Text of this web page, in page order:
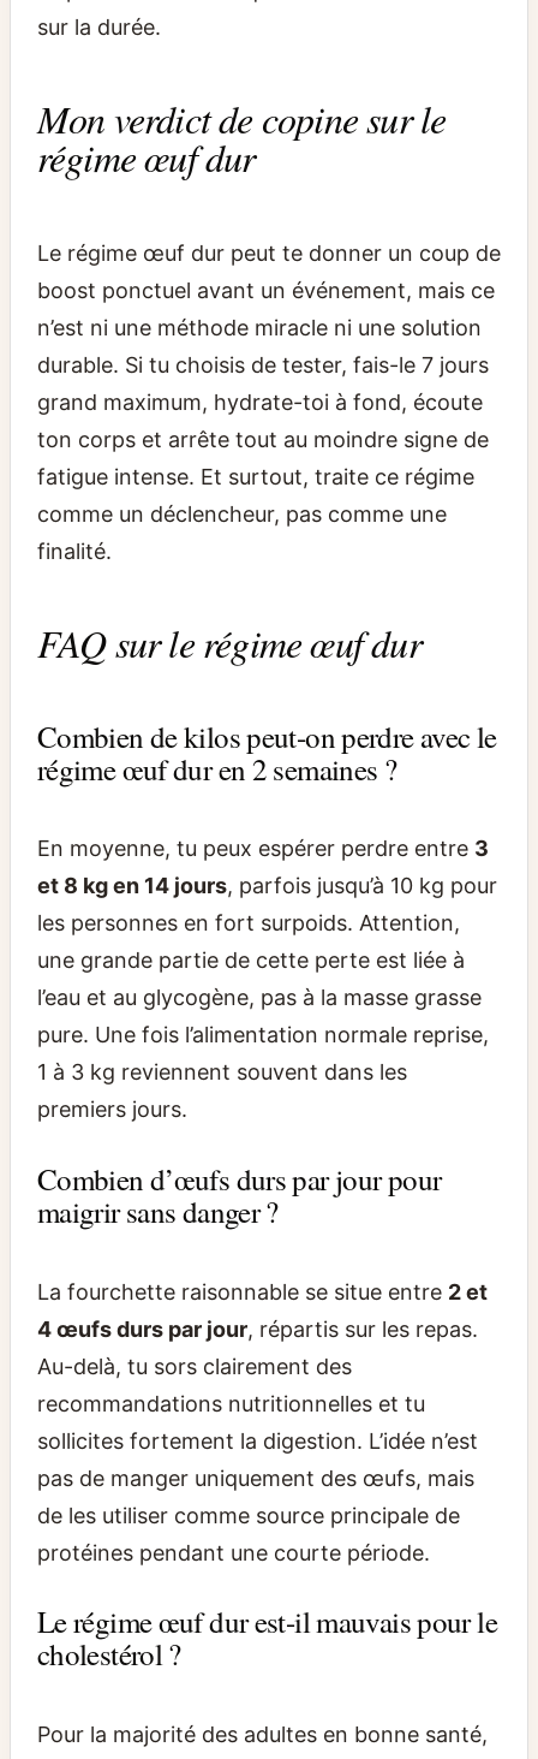
sur la durée.
Mon verdict de copine sur le
régime œuf dur
Le régime œuf dur peut te donner un coup de
boost ponctuel avant un événement, mais ce
n’est ni une méthode miracle ni une solution
durable. Si tu choisis de tester, fais-le 7 jours
grand maximum, hydrate-toi à fond, écoute
ton corps et arrête tout au moindre signe de
fatigue intense. Et surtout, traite ce régime
comme un déclencheur, pas comme une
finalité.
FAQ sur le régime œuf dur
Combien de kilos peut-on perdre avec le
régime œuf dur en 2 semaines ?
En moyenne, tu peux espérer perdre entre 3
et 8 kg en 14 jours, parfois jusqu’à 10 kg pour
les personnes en fort surpoids. Attention,
une grande partie de cette perte est liée à
l’eau et au glycogène, pas à la masse grasse
pure. Une fois l’alimentation normale reprise,
1 à 3 kg reviennent souvent dans les
premiers jours.
Combien d’œufs durs par jour pour
maigrir sans danger ?
La fourchette raisonnable se situe entre 2 et
4 œufs durs par jour, répartis sur les repas.
Au-delà, tu sors clairement des
recommandations nutritionnelles et tu
sollicites fortement la digestion. L’idée n’est
pas de manger uniquement des œufs, mais
de les utiliser comme source principale de
protéines pendant une courte période.
Le régime œuf dur est-il mauvais pour le
cholestérol ?
Pour la majorité des adultes en bonne santé,